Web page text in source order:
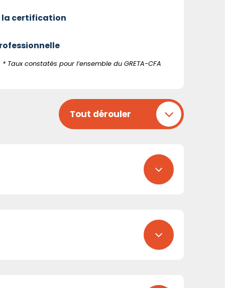
la certification
* Taux constatés pour l’ensemble du GRETA-CFA
Tout dérouler